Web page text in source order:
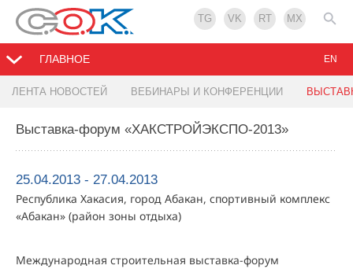
TG VK RT MX
ГЛАВНОЕ
ЛЕНТА НОВОСТЕЙ ВЕБИНАРЫ И КОНФЕРЕНЦИИ
EN
Выставка-форум «ХАКСТРОЙЭКСПО-2013»
25.04.2013 - 27.04.2013
Республика Хакасия, город Абакан, спортивный комплекс
«Абакан» (район зоны отдыха)
Международная строительная выставка-форум